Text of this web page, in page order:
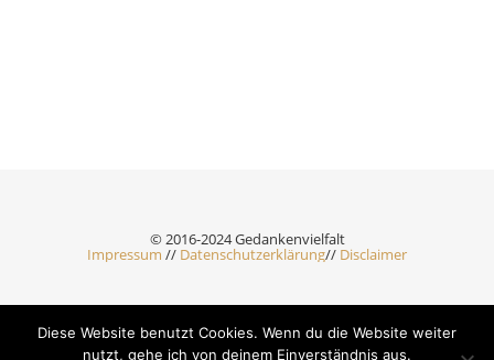
© 2016-2024 Gedankenvielfalt
Impressum // Datenschutzerklärung// Disclaimer
Ashe Theme by Royal-Flush - 2026 ©
Diese Website benutzt Cookies. Wenn du die Website weiter
nutzt, gehe ich von deinem Einverständnis aus.